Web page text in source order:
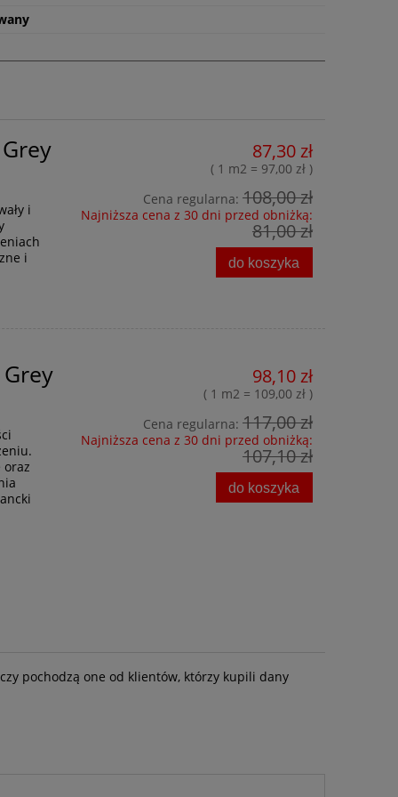
i
i
87,30 zł
( 1 m2 = 97,00 zł )
Cena regularna: 108,00 zł
Najniższa cena z 30 dni przed obniżką:
81,00 zł
do koszyka
oraz
98,10 zł
( 1 m2 = 109,00 zł )
Cena regularna: 117,00 zł
Najniższa cena z 30 dni przed obniżką:
107,10 zł
do koszyka
pochodzą one od klientów, którzy kupili dany